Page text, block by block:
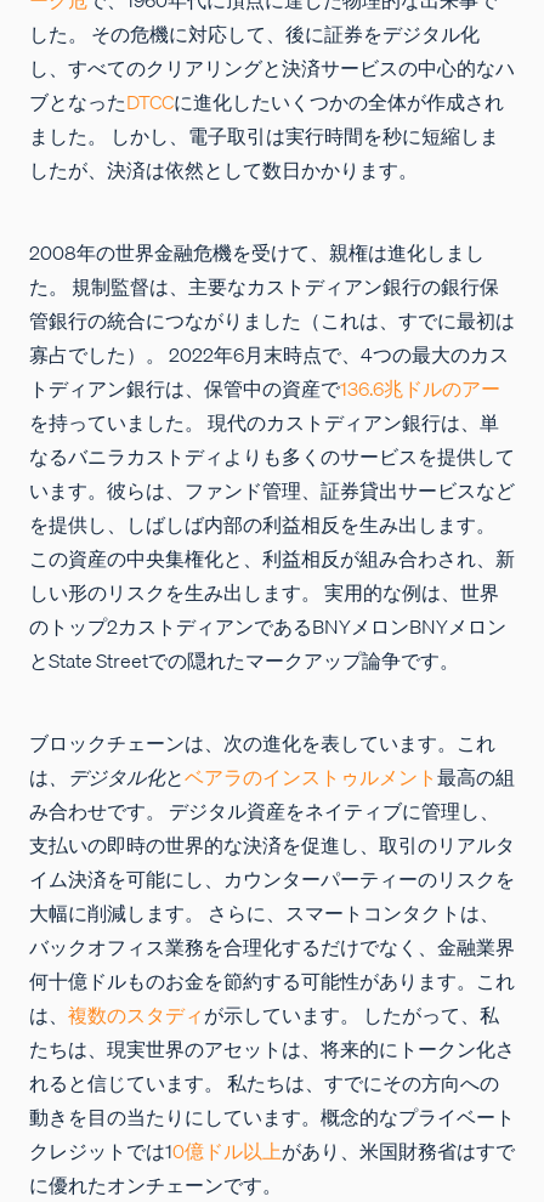
した。 その危機に対応して、後に証券をデジタル化
し、すべてのクリアリングと決済サービスの中心的なハ
ブとなったDTCCに進化したいくつかの全体が作成され
ました。 しかし、電子取引は実行時間を秒に短縮しま
したが、決済は依然として数日かかります。
2008年の世界金融危機を受けて、親権は進化しまし
た。 規制監督は、主要なカストディアン銀行の銀行保
管銀行の統合につながりました（これは、すでに最初は
寡占でした）。 2022年6月末時点で、4つの最大のカス
トディアン銀行は、保管中の資産で136.6兆ドルのアー
を持っていました。 現代のカストディアン銀行は、単
なるバニラカストディよりも多くのサービスを提供して
います。彼らは、ファンド管理、証券貸出サービスなど
を提供し、しばしば内部の利益相反を生み出します。
この資産の中央集権化と、利益相反が組み合わされ、新
しい形のリスクを生み出します。 実用的な例は、世界
のトップ2カストディアンであるBNYメロンBNYメロン
とState Streetでの隠れたマークアップ論争です。
ブロックチェーンは、次の進化を表しています。これ
は、デジタル化とベアラのインストゥルメント最高の組
み合わせです。 デジタル資産をネイティブに管理し、
支払いの即時の世界的な決済を促進し、取引のリアルタ
イム決済を可能にし、カウンターパーティーのリスクを
大幅に削減します。 さらに、スマートコンタクトは、
バックオフィス業務を合理化するだけでなく、金融業界
何十億ドルものお金を節約する可能性があります。これ
は、 複数のスタディが示しています。 したがって、私
たちは、現実世界のアセットは、将来的にトークン化さ
れると信じています。 私たちは、すでにその方向への
動きを目の当たりにしています。概念的なプライベート
クレジットでは10億ドル以上があり、米国財務省はすで
に優れたオンチェーンです。